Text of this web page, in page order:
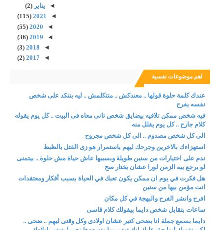
◄ يناير(2)
◄
2021
(115)
◄
2020
(55)
◄
2019
(36)
◄
2018
(3)
◄
2017
(2)
اهم موضوعات نفسية
عندك كلمة حلوة قولها .. معندكش .. متتكلمش .. ليه بتنكد على شخص
نفسه يفرح
فيه شخص ممكن تلاقيه بيضايق شخص تانى معاه فى البيت .. كل يوم يقوله
كلام جارح .. كل يوم يقلل منه
الى كل شخص مصدوم .. الى كل شخص مجروح
استهزاءك بالاخرين وجرحك ليهم باستمرار هو زى القتل بالظبط
ندم على اختيارات من سنين طويلة وبسببها عاش حياة مش حلوة .. بيتمنى
لو يرجع بيه الزمن لورا عشان يختار صح
هل فكرت في يوم ان ممكن يكون تعبك في الحياة بسبب أفكار ومعتقدات
انت مؤمن بيها من سنين
افرح وانشر الفرح والبهجة في كل مكان
ساعات بتقابل شخص دايما بيقولك كلام قاسى
دايما بسمع جملة انا بضحى كتير عشان اولادى وكل وقتى ليهم .. ضحى ..